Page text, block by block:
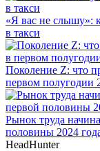
«Я вас не слышу»:
в такси
Поколение Z: что
первом полугодии
Рынок труда
половины 2024
HeadHunter